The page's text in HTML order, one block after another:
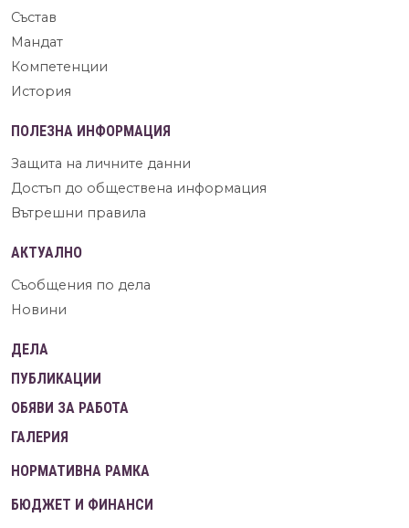
Състав
Мандат
Компетенции
История
ПОЛЕЗНА ИНФОРМАЦИЯ
Защита на личните данни
Достъп до обществена информация
Вътрешни правила
АКТУАЛНО
Съобщения по дела
Новини
ДЕЛА
ПУБЛИКАЦИИ
ОБЯВИ ЗА РАБОТА
ГАЛЕРИЯ
НОРМАТИВНА РАМКА
БЮДЖЕТ И ФИНАНСИ